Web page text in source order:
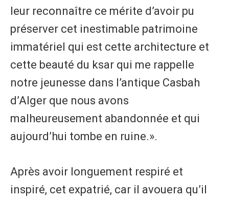
leur reconnaître ce mérite d’avoir pu
préserver cet inestimable patrimoine
immatériel qui est cette architecture et
cette beauté du ksar qui me rappelle
notre jeunesse dans l’antique Casbah
d’Alger que nous avons
malheureusement abandonnée et qui
aujourd’hui tombe en ruine.».
Après avoir longuement respiré et
inspiré, cet expatrié, car il avouera qu’il